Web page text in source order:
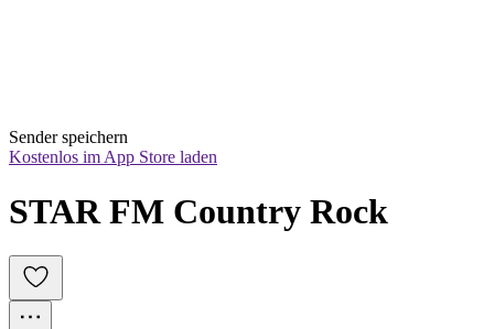
Sender speichern
Kostenlos im App Store laden
STAR FM Country Rock